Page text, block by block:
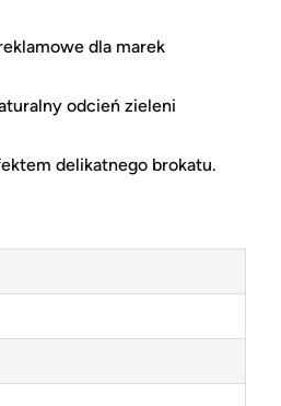
dla marek
odcień zieleni
delikatnego brokatu.